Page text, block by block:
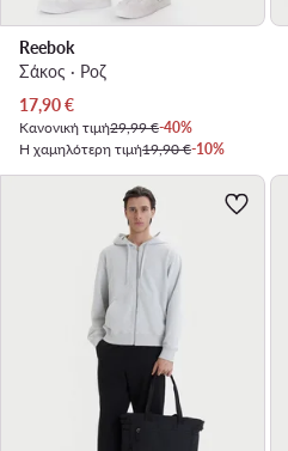
Reebok
Σάκος · Ροζ
Τρέχουσα τιμή
17,90€
Κανονική τιμή29,99 €-40%
Η χαμηλότερη τιμή19,90 €-10%